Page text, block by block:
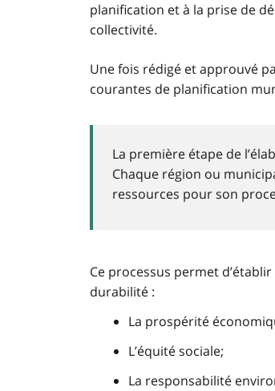
planification et à la prise de
collectivité.
Une fois rédigé et approuvé
courantes de planification
La première étape de
Chaque région ou
ressources pour son
Ce processus permet
durabilité :
La prospérité
L’équité sociale;
La responsabilité